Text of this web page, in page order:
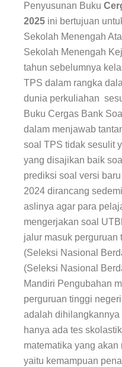
Penyusunan Buku
2025 ini bertujuan
Sekolah Menengah
Sekolah Menengah
tahun sebelumnya
TPS dalam rangka
dunia perkuliahan
Buku Cergas Bank Soal
dalam menjawab
soal TPS tidak sesulit
yang disajikan baik
prediksi soal versi
2024 dirancang
aslinya agar para
mengerjakan soal
jalur masuk
(Seleksi Nasional
(Seleksi Nasional
Mandiri Pengubahan
perguruan tinggi
adalah
hanya ada tes
matematika yang
yaitu kemampuan